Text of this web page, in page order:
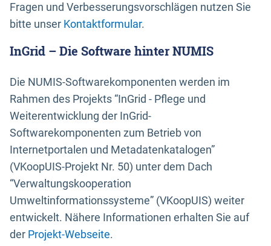
Fragen und Verbesserungsvorschlägen nutzen Sie
bitte unser Kontaktformular.
InGrid – Die Software hinter NUMIS
Die NUMIS-Softwarekomponenten werden im
Rahmen des Projekts “InGrid - Pflege und
Weiterentwicklung der InGrid-
Softwarekomponenten zum Betrieb von
Internetportalen und Metadatenkatalogen”
(VKoopUIS-Projekt Nr. 50) unter dem Dach
“Verwaltungskooperation
Umweltinformationssysteme” (VKoopUIS) weiter
entwickelt. Nähere Informationen erhalten Sie auf
der Projekt-Webseite.